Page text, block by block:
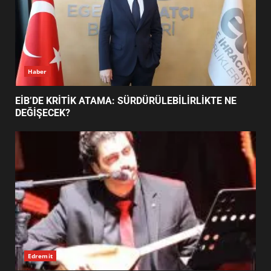
6
BURHANİYE SATRANÇ
TURNUVASI KAYITLARI NEYİ
DEĞİŞTİRİYOR?
BURHANİYE BELEDİYESPOR’DA
YENİ YÖNETİM NASIL
Haber
EİB’DE KRİTİK ATAMA: SÜRDÜRÜLEBİLİRLİKTE NE
DEĞİŞECEK?
Edremit